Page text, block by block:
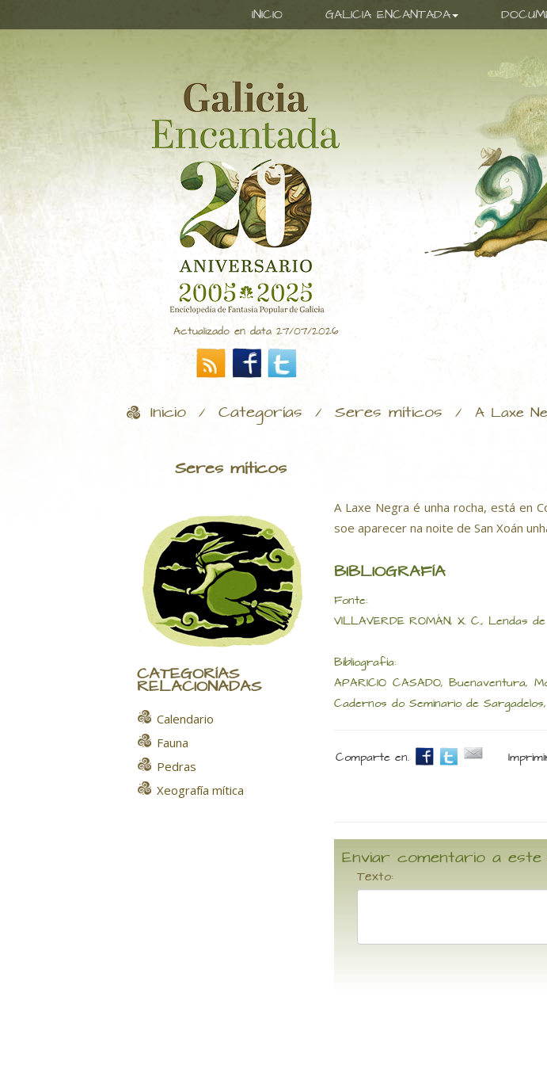
INICIO GALICIA ENCANTADA
Actualizado en data 27/07/2026
Inicio / Categorías / Seres míticos / A Laxe
Seres míticos
CATEGORÍAS
RELACIONADAS
Calendario
Fauna
Pedras
Xeografía mítica
A Laxe Negra é unha rocha, está en
soe aparecer na noite de San Xoán
BIBLIOGRAFÍA
Fonte:
VILLAVERDE ROMÁN, X. C., Lendas
Bibliografía:
APARICIO CASADO, Buenaventura,
Cadernos do Seminario de
Comparte en.
Enviar comentario a
Texto: